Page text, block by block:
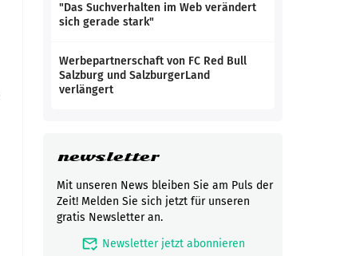
"Das Suchverhalten im Web verändert
sich gerade stark"
Werbepartnerschaft von FC Red Bull
Salzburg und SalzburgerLand
verlängert
newsletter
Mit unseren News bleiben Sie am Puls der
Zeit! Melden Sie sich jetzt für unseren
gratis Newsletter an.
mark_email_read Newsletter jetzt abonnieren